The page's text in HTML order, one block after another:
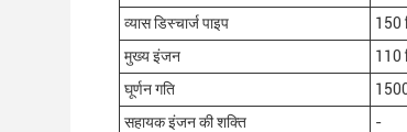
व्यास डिस्चार्ज पाइप
150
मुख्य इंजन
110
घूर्णन गति
सहायक इंजन की शक्ति
-